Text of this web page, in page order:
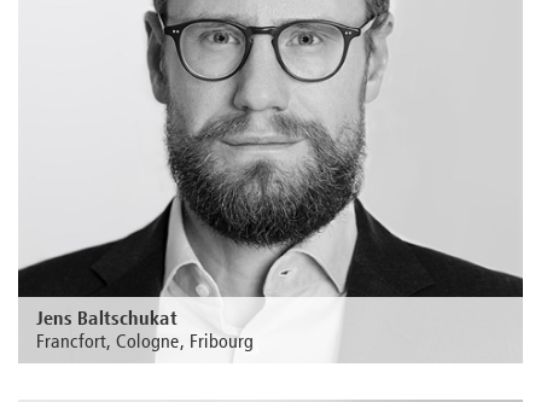
Jens Baltschukat
Francfort, Cologne, Fribourg